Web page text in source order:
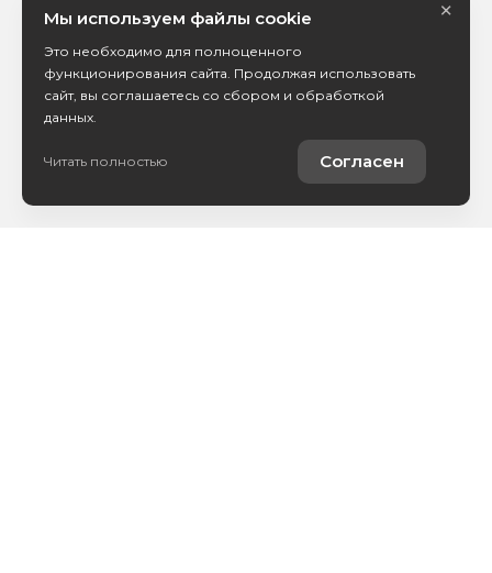
Мы используем файлы cookie
Это необходимо для полноценного
функционирования сайта. Продолжая использовать
сайт, вы соглашаетесь со сбором и обработкой
данных.
Читать полностью Согласен
×